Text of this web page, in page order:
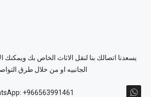
يسعدنا اتصالك بنا لنقل الاثاث الخاص بك ويمكنك
الجانبيه او من خلال طرق
+966563991461